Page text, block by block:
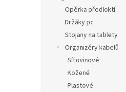
Opěrka předloktí
Držáky pc
Stojany na tablety
Organizéry kabelů
Síťovinové
Kožené
Plastové